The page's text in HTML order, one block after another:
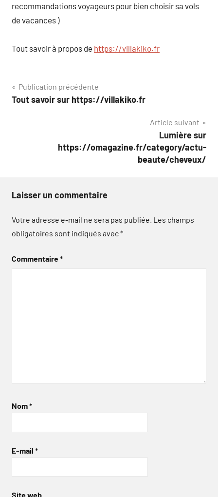
recommandations voyageurs pour bien choisir sa vols
de vacances )
Tout savoir à propos de https://villakiko.fr
Navigation
de
Publication précédente
Tout savoir sur https://villakiko.fr
Article suivant
Lumière sur
https://omagazine.fr/category/actu-
beaute/cheveux/
Laisser un commentaire
Votre adresse e-mail ne sera pas publiée. Les champs
obligatoires sont indiqués avec*
Commentaire*
Nom*
E-mail *
Site web